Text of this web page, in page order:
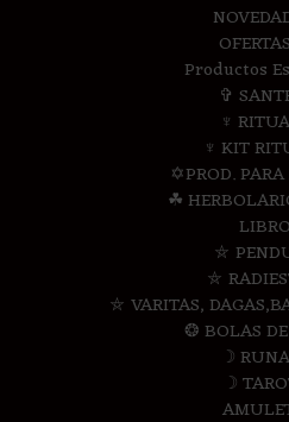
Productos
✞
♆
♆ KIT
✡PROD.
☘
⛤
⛤
⛤ VARITAS,
❂ BOLAS
☽
☽